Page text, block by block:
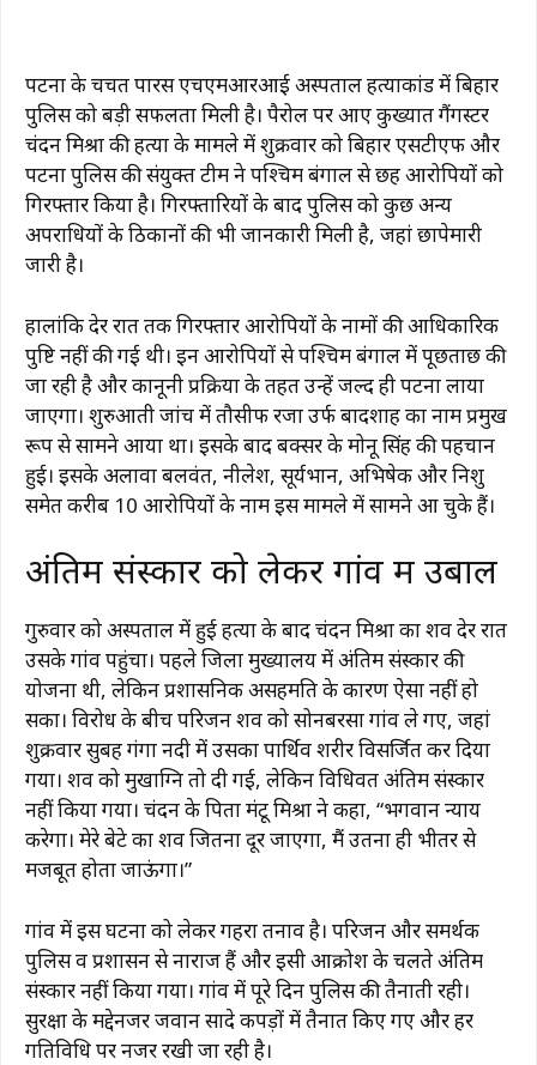
पटना के चर्चित पारस एचएमआरआई अस्पताल हत्याकांड में बिहार
पुलिस को बड़ी सफलता मिली है। पैरोल पर आए कुख्यात गैंगस्टर
चंदन मिश्रा की हत्या के मामले में शुक्रवार को बिहार एसटीएफ और
पटना पुलिस की संयुक्त टीम ने पश्चिम बंगाल से छह आरोपियों को
गिरफ्तार किया है। गिरफ्तारियों के बाद पुलिस को कुछ अन्य
अपराधियों के ठिकानों की भी जानकारी मिली है, जहां छापेमारी
जारी है।
हालांकि देर रात तक गिरफ्तार आरोपियों के नामों की आधिकारिक
पुष्टि नहीं की गई थी। इन आरोपियों से पश्चिम बंगाल में पूछताछ की
जा रही है और कानूनी प्रक्रिया के तहत उन्हें जल्द ही पटना लाया
जाएगा। शुरुआती जांच में तौसीफ रजा उर्फ बादशाह का नाम प्रमुख
रूप से सामने आया था। इसके बाद बक्सर के मोनू सिंह की पहचान
हुई। इसके अलावा बलवंत, नीलेश, सूर्यभान, अभिषेक और निशु
समेत करीब 10 आरोपियों के नाम इस मामले में सामने आ चुके हैं।
अंतिम संस्कार को लेकर गांव में उबाल
गुरुवार को अस्पताल में हुई हत्या के बाद चंदन मिश्रा का शव देर रात
उसके गांव पहुंचा। पहले जिला मुख्यालय में अंतिम संस्कार की
योजना थी, लेकिन प्रशासनिक असहमति के कारण ऐसा नहीं हो
सका। विरोध के बीच परिजन शव को सोनबरसा गांव ले गए, जहां
शुक्रवार सुबह गंगा नदी में उसका पार्थिव शरीर विसर्जित कर दिया
गया। शव को मुखाग्नि तो दी गई, लेकिन विधिवत अंतिम संस्कार
नहीं किया गया। चंदन के पिता मंटू मिश्रा ने कहा, “भगवान न्याय
करेगा। मेरे बेटे का शव जितना दूर जाएगा, मैं उतना ही भीतर से
मजबूत होता जाऊंगा।”
गांव में इस घटना को लेकर गहरा तनाव है। परिजन और समर्थक
पुलिस व प्रशासन से नाराज हैं और इसी आक्रोश के चलते अंतिम
संस्कार नहीं किया गया। गांव में पूरे दिन पुलिस की तैनाती रही।
सुरक्षा के मद्देनजर जवान सादे कपड़ों में तैनात किए गए और हर
गतिविधि पर नजर रखी जा रही है।